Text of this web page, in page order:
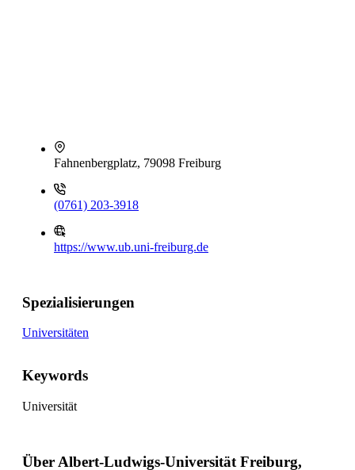
Fahnenbergplatz, 79098 Freiburg
(0761) 203-3918
https://www.ub.uni-freiburg.de
Spezialisierungen
Universitäten
Keywords
Universität
Über Albert-Ludwigs-Universität Freiburg,